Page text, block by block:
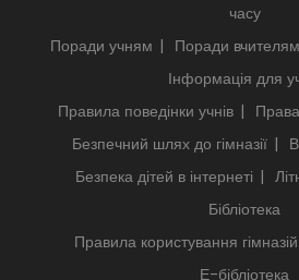
часу
Поради учням
Поради вчителям
Інформація для
Правила поведінки учнів
Безпечний шлях до гімназії
Безпека дітей в інтернеті
Бібліотека
Правила користування
Е-бібліотека